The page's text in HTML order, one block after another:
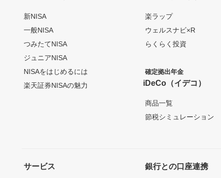
新NISA
一般NISA
つみたてNISA
ジュニアNISA
NISAをはじめるには
楽天証券NISAの魅力
楽ラップ
ウェルスナビ×R
らくらく投資
確定拠出年金
iDeCo（イデコ）
商品一覧
節税シミュレーション
サービス 銀行との口座連携